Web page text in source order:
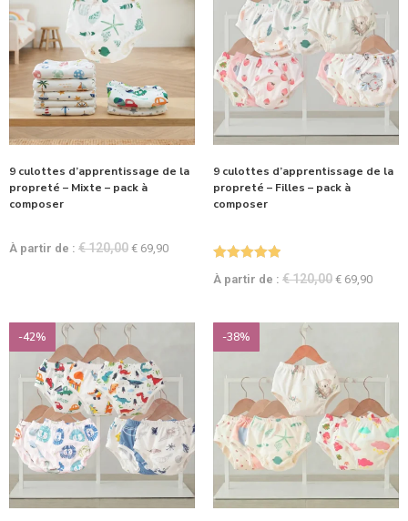
9 culottes d’apprentissage de la
propreté – Mixte – pack à
composer
À partir de : €120,00 € 69,90
9 culottes d’apprentissage de la
propreté – Filles – pack à
composer
sur 5
À partir de : €120,00 € 69,90
-42% -38%